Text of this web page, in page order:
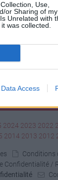
Use,
or Sharing of my
Unrelated with
was collected.
Data Access
2024 2023 2022
2014 2013 2012
Conditions
Confidentialité /